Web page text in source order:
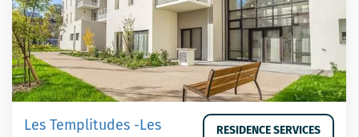
Les Templitudes -Les
RESIDENCE SERVICES